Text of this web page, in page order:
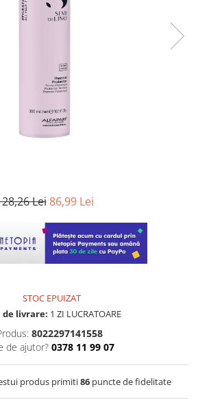
Lei 86,99 Lei
STOC EPUIZAT
livrare: 1 ZI LUCRATOARE
8022297141558
de ajutor? 0378 11 99 07
produs primiti86puncte de fidelitate